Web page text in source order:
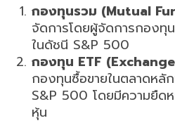
กองทุนรวม (Mutual
จัดการโดยผู้จัดการกองทุ
ในดัชนี S&P 500
กองทุน ETF
กองทุนซื้อขายในตลาดหลั
S&P 500 โดยมีความยืด
หุ้น